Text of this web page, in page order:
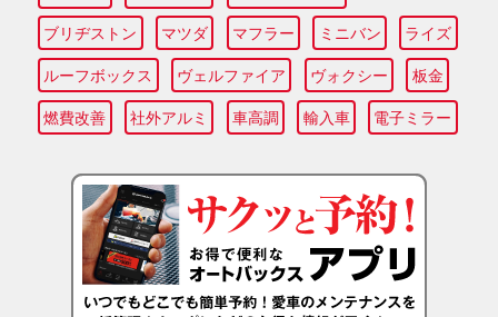
ブリヂストン マツダ マフラー ミニバン ライズ
ルーフボックス ヴェルファイア ヴォクシー 板金
燃費改善 社外アルミ 車高調 輸入車 電子ミラー